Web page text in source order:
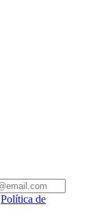
Política de